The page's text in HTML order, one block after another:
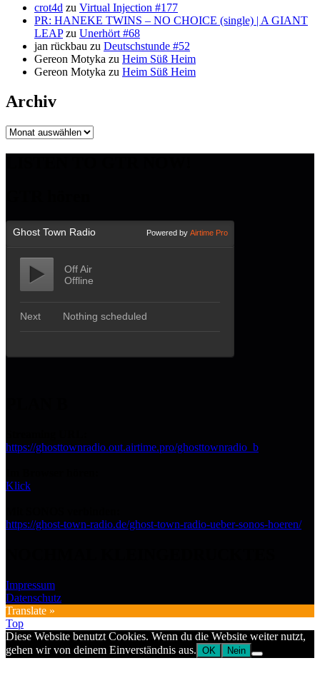
crot4d zu Virtual Injection #177
PR: HANEKE TWINS – NO CHOICE (single) | A GIANT
LEAPzu Unerhört #68
jan rückbau zu Deutschstunde #52
Gereon Motyka zu Heim Süß Heim
Gereon Motyka zu Heim Süß Heim
Archiv
Archiv
https://ghosttownradio.out.airtime.pro/ghosttownradio_b
Klick
https://ghost-town-radio.de/ghost-town-radio-ueber-sonos-hoeren/
Impressum
Datenschutz
Translate »
Top
Diese Website benutzt Cookies. Wenn du die Website weiter nutzt,
gehen wir von deinem Einverständnis aus. OK Nein